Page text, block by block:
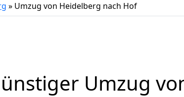
» Umzug von Heidelberg nach Hof
Umzug